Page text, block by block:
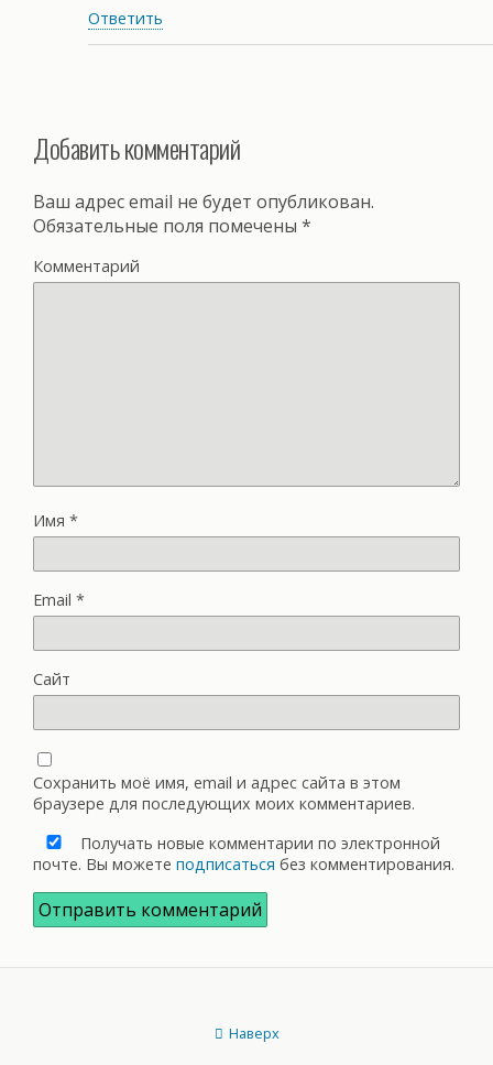
Ответить
Добавить комментарий
Ваш адрес email не будет опубликован.
Обязательные поля помечены *
Комментарий
Имя *
Email *
Сайт
Сохранить моё имя, email и адрес сайта в этом
браузере для последующих моих комментариев.
Получать новые комментарии по электронной
почте. Вы можете подписаться без комментирования.
Наверх